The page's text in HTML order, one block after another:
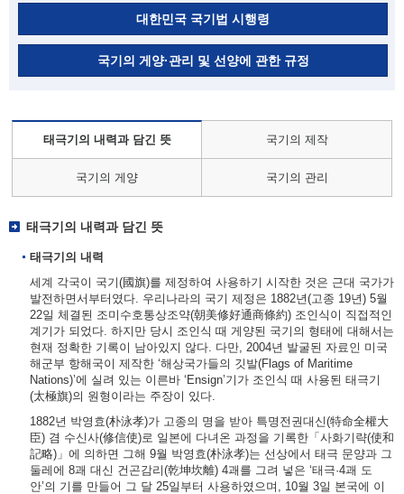
대한민국 국기법 시행령
국기의 게양·관리 및 선양에 관한 규정
태극기의 내력과 담긴 뜻 국기의 제작
국기의 게양 국기의 관리
태극기의 내력과 담긴 뜻
태극기의 내력
세계 각국이 국기(國旗)를 제정하여 사용하기 시작한 것은 근대 국가가
발전하면서부터였다. 우리나라의 국기 제정은 1882년(고종 19년) 5월
22일 체결된 조미수호통상조약(朝美修好通商條約) 조인식이 직접적인
계기가 되었다. 하지만 당시 조인식 때 게양된 국기의 형태에 대해서는
현재 정확한 기록이 남아있지 않다. 다만, 2004년 발굴된 자료인 미국
해군부 항해국이 제작한 ‘해상국가들의 깃발(Flags of Maritime
Nations)’에 실려 있는 이른바 ‘Ensign’기가 조인식 때 사용된 태극기
(太極旗)의 원형이라는 주장이 있다.
1882년 박영효(朴泳孝)가 고종의 명을 받아 특명전권대신(特命全權大
臣) 겸 수신사(修信使)로 일본에 다녀온 과정을 기록한「사화기략(使和
記略)」에 의하면 그해 9월 박영효(朴泳孝)는 선상에서 태극 문양과 그
둘레에 8괘 대신 건곤감리(乾坤坎離) 4괘를 그려 넣은 ‘태극·4괘 도
안’의 기를 만들어 그 달 25일부터 사용하였으며, 10월 3일 본국에 이